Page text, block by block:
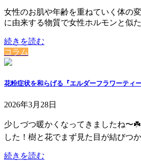
女性のお肌や年齢を重ねていく体の
に由来する物質で女性ホルモンと似
続きを読む
コラム
花粉症状を和らげる『エルダーフラワーティー
2026年3月28日
少しづつ暖かくなってきましたね〜
した！樹と花でまず見た目が結びつ
続きを読む